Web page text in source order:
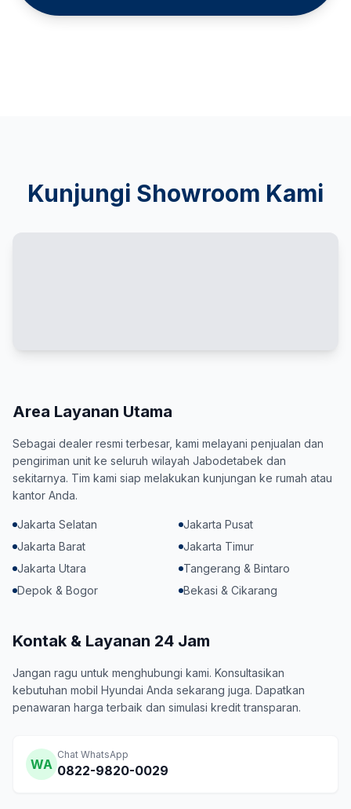
Kunjungi Showroom Kami
Area Layanan Utama
Sebagai dealer resmi terbesar, kami melayani penjualan dan
pengiriman unit ke seluruh wilayah Jabodetabek dan
sekitarnya. Tim kami siap melakukan kunjungan ke rumah atau
kantor Anda.
Jakarta Selatan
Jakarta Pusat
Jakarta Barat
Jakarta Timur
Jakarta Utara
Tangerang & Bintaro
Depok & Bogor
Bekasi & Cikarang
Kontak & Layanan 24 Jam
Jangan ragu untuk menghubungi kami. Konsultasikan
kebutuhan mobil Hyundai Anda sekarang juga. Dapatkan
penawaran harga terbaik dan simulasi kredit transparan.
WA
Chat WhatsApp
0822-9820-0029